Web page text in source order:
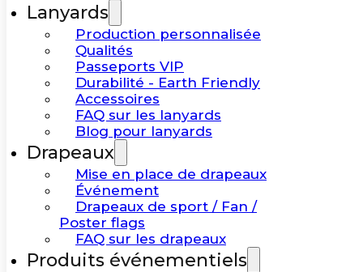
Lanyards
Production personnalisée
Qualités
Passeports VIP
Durabilité - Earth Friendly
Accessoires
FAQ sur les lanyards
Blog pour lanyards
Drapeaux
Mise en place de drapeaux
Événement
Drapeaux de sport / Fan /
Poster flags
FAQ sur les drapeaux
Produits événementiels